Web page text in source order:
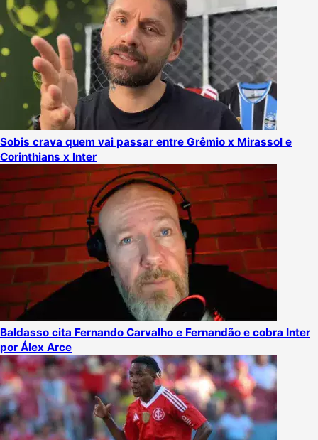
Sobis crava quem vai passar entre Grêmio x Mirassol e
Corinthians x Inter
Baldasso cita Fernando Carvalho e Fernandão e cobra Inter
por Álex Arce